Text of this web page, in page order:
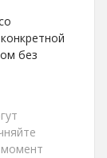
без
момент